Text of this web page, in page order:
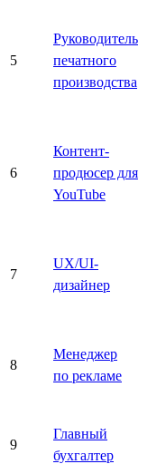
5
Руководитель
печатного
производства
6
Контент-
продюсер для
YouTube
7
UX/UI-
дизайнер
8
Менеджер
по рекламе
9
Главный
бухгалтер